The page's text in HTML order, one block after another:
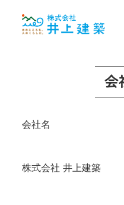
会
会社名
株式会社 井上建築